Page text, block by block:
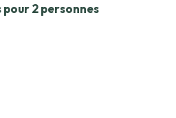
2 personnes